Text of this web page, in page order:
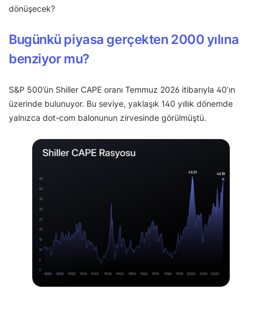
dönüşecek?
Bugünkü piyasa gerçekten 2000 yılına
benziyor mu?
S&P 500’ün Shiller CAPE oranı Temmuz 2026 itibarıyla 40’ın
üzerinde bulunuyor. Bu seviye, yaklaşık 140 yıllık dönemde
yalnızca dot-com balonunun zirvesinde görülmüştü.